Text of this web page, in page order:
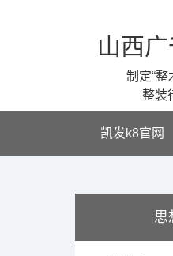
山西
制定“整
整装待
凯发k8官网
思